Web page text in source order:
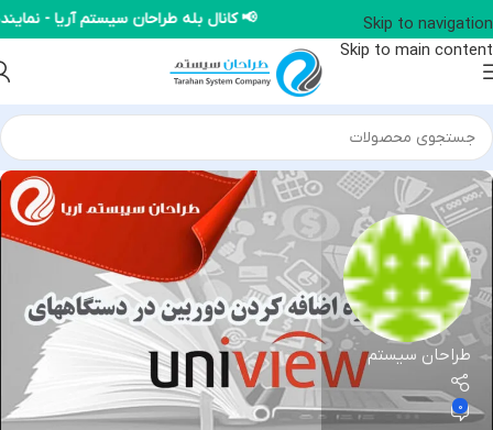
Skip to navigation
Skip to main content
📢 کانال بله طراحان سیستم آریا -
طراحان سیستم
0